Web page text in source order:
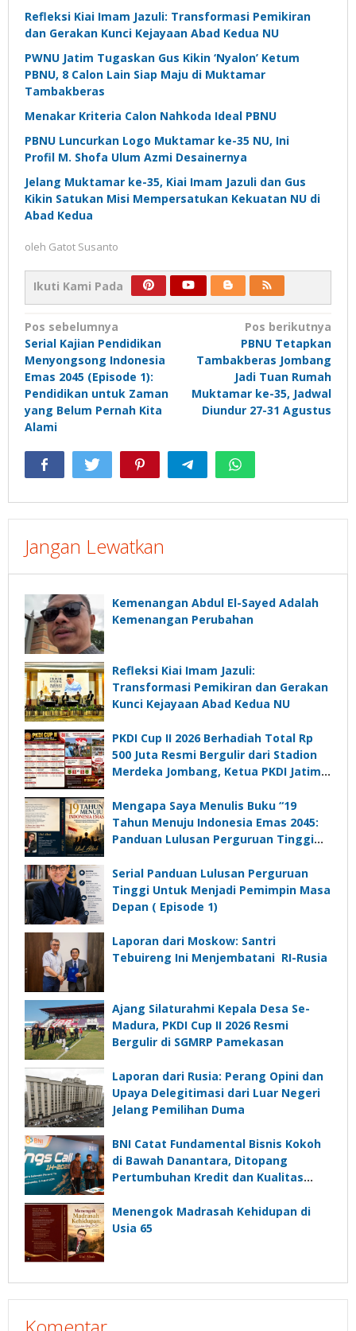
Refleksi Kiai Imam Jazuli: Transformasi Pemikiran
dan Gerakan Kunci Kejayaan Abad Kedua NU
PWNU Jatim Tugaskan Gus Kikin ‘Nyalon’ Ketum
PBNU, 8 Calon Lain Siap Maju di Muktamar
Tambakberas
Menakar Kriteria Calon Nahkoda Ideal PBNU
PBNU Luncurkan Logo Muktamar ke-35 NU, Ini
Profil M. Shofa Ulum Azmi Desainernya
Jelang Muktamar ke-35, Kiai Imam Jazuli dan Gus
Kikin Satukan Misi Mempersatukan Kekuatan NU di
Abad Kedua
oleh Gatot Susanto
Ikuti Kami Pada
Navigasi
pos
Pos sebelumnya
Serial Kajian Pendidikan
Menyongsong Indonesia
Emas 2045 (Episode 1):
Pendidikan untuk Zaman
yang Belum Pernah Kita
Alami
Pos berikutnya
PBNU Tetapkan
Tambakberas Jombang
Jadi Tuan Rumah
Muktamar ke-35, Jadwal
Diundur 27-31 Agustus
Jangan Lewatkan
Kemenangan Abdul El-Sayed Adalah
Kemenangan Perubahan
Refleksi Kiai Imam Jazuli:
Transformasi Pemikiran dan Gerakan
Kunci Kejayaan Abad Kedua NU
PKDI Cup II 2026 Berhadiah Total Rp
500 Juta Resmi Bergulir dari Stadion
Merdeka Jombang, Ketua PKDI Jatim:
Komunikasi Kades untuk Memajukan
Desa
Mengapa Saya Menulis Buku “19
Tahun Menuju Indonesia Emas 2045:
Panduan Lulusan Perguruan Tinggi
Depan”?
Serial Panduan Lulusan Perguruan
Tinggi Untuk Menjadi Pemimpin Masa
Depan ( Episode 1)
Laporan dari Moskow: Santri
Tebuireng Ini Menjembatani RI-Rusia
Ajang Silaturahmi Kepala Desa Se-
Madura, PKDI Cup II 2026 Resmi
Bergulir di SGMRP Pamekasan
Laporan dari Rusia: Perang Opini dan
Upaya Delegitimasi dari Luar Negeri
Jelang Pemilihan Duma
BNI Catat Fundamental Bisnis Kokoh
di Bawah Danantara, Ditopang
Pertumbuhan Kredit dan Kualitas
Menengok Madrasah Kehidupan di
Usia 65